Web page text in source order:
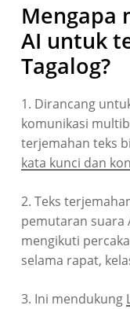
Mengapa
AI untuk
Tagalog?
1. Dirancang
komunikasi
terjemahan teks
kata kunci dan
2. Teks
pemutaran suara
mengikuti
selama rapat,
3. Ini mendukung